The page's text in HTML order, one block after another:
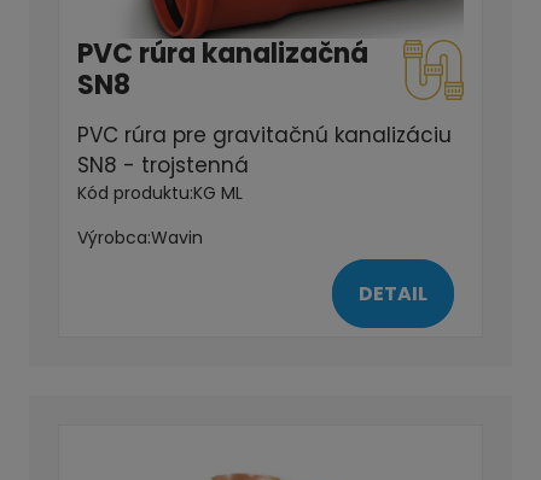
PVC rúra kanalizačná
SN8
PVC rúra pre gravitačnú kanalizáciu
SN8 - trojstenná
Kód produktu:KG ML
Výrobca:Wavin
DETAIL